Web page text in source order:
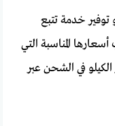
خدمة تتبع
المناسبة التي
الكيلو في الشحن عبر